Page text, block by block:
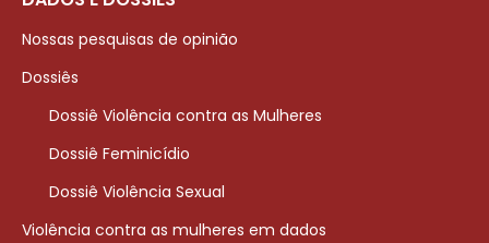
Nossas pesquisas de opinião
Dossiês
Dossiê Violência contra as Mulheres
Dossiê Feminicídio
Dossiê Violência Sexual
Violência contra as mulheres em dados